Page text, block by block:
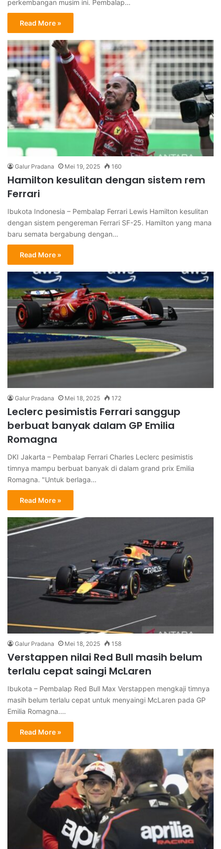
perkembangan musim ini. Pembalap…
Read More »
Galur Pradana Mei 19, 2025 160
Hamilton kesulitan dengan sistem rem
Ferrari
Ibukota Indonesia – Pembalap Ferrari Lewis Hamilton kesulitan
dengan sistem pengereman Ferrari SF-25. Hamilton yang mana
baru semata bergabung dengan…
Read More »
Galur Pradana Mei 18, 2025 172
Leclerc pesimistis Ferrari sanggup
berbuat banyak dalam GP Emilia
Romagna
DKI Jakarta – Pembalap Ferrari Charles Leclerc pesimistis
timnya mampu berbuat banyak di dalam grand prix Emilia
Romagna. "Untuk berlaga…
Read More »
Galur Pradana Mei 18, 2025 158
Verstappen nilai Red Bull masih belum
terlalu cepat saingi McLaren
Ibukota – Pembalap Red Bull Max Verstappen mengkaji timnya
masih belum terlalu cepat untuk menyaingi McLaren pada GP
Emilia Romagna.…
Read More »